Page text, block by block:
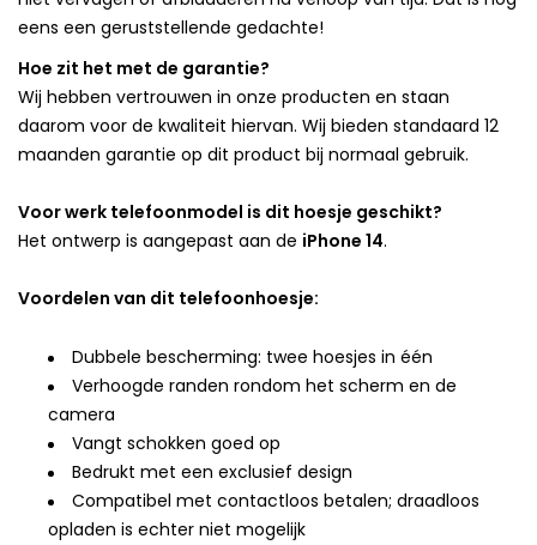
eens een geruststellende gedachte!
Hoe zit het met de garantie?
Wij hebben vertrouwen in onze producten en staan
daarom voor de kwaliteit hiervan. Wij bieden standaard 12
maanden garantie op dit product bij normaal gebruik.
Voor werk telefoonmodel is dit hoesje geschikt?
Het ontwerp is aangepast aan de iPhone 14.
Voordelen van dit telefoonhoesje:
Dubbele bescherming: twee hoesjes in één
Verhoogde randen rondom het scherm en de
camera
Vangt schokken goed op
Bedrukt met een exclusief design
Compatibel met contactloos betalen; draadloos
opladen is echter niet mogelijk